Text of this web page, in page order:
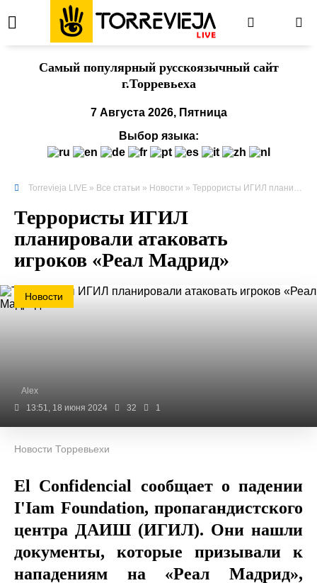
Cамый популярный русскоязычный сайт
г.Торревьеха
7 Августа 2026, Пятница
Выбор языка:
Torrevieja LIVE » Все статьи » Новости » Террористы ИГИЛ планировали атаковать игроков «Реал Мадрид»
Террористы ИГИЛ
планировали атаковать
игроков «Реал Мадрид»
Новости
Alex
13:51, 18 июня 2024
32 1
Новости Торревьехи
El Confidencial сообщает о падении
I'Iam Foundation, пропагандистского
центра ДАИШ (ИГИЛ). Они нашли
документы, которые призывали к
нападениям на «Реал Мадрид»,